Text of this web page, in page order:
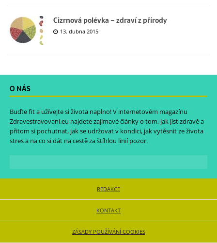
Cizrnová polévka – zdraví z přírody
13. dubna 2015
O NÁS
Buďte fit a užívejte si života naplno! V internetovém magazínu
Zdravestravovani.eu najdete zajímavé články o tom, jak jíst zdravě a
přitom si pochutnat, jak se udržovat v kondici, jak vytěsnit ze života
stres a na co si dát na cestě za štíhlou linií pozor.
REDAKCE
KONTAKT
ZÁSADY POUŽÍVÁNÍ COOKIES